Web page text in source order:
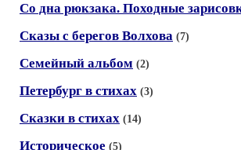
Со дна рюкзака. Походные
Сказы с берегов Волхова (7)
Семейный альбом (2)
Петербург в стихах (3)
Сказки в стихах (14)
Историческое (5)